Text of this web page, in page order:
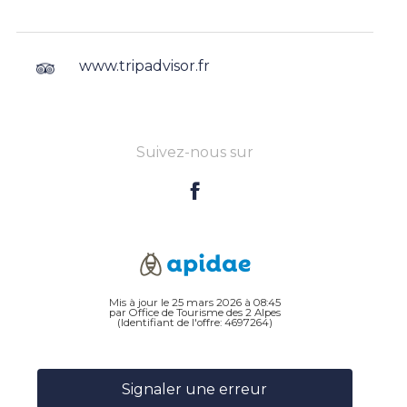
www.tripadvisor.fr
Suivez-nous sur
Mis à jour le 25 mars 2026 à 08:45
par Office de Tourisme des 2 Alpes
(Identifiant de l'offre: 4697264)
Signaler une erreur